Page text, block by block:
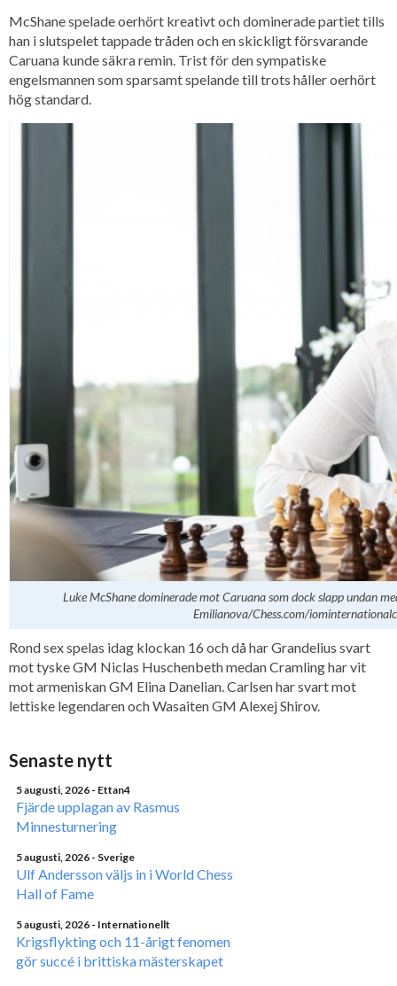
McShane spelade oerhört kreativt och dominerade partiet tills
han i slutspelet tappade tråden och en skickligt försvarande
Caruana kunde säkra remin. Trist för den sympatiske
engelsmannen som sparsamt spelande till trots håller oerhört
hög standard.
Luke McShane dominerade mot Caruana som dock slapp undan
Emilianova/Chess.com/
Rond sex spelas idag klockan 16 och då har Grandelius svart
mot tyske GM Niclas Huschenbeth medan Cramling har vit
mot armeniskan GM Elina Danelian. Carlsen har svart mot
lettiske legendaren och Wasaiten GM Alexej Shirov.
Senaste nytt
5 augusti, 2026 - Ettan4
Fjärde upplagan av Rasmus
Minnesturnering
5 augusti, 2026 - Sverige
Ulf Andersson väljs in i World Chess
Hall of Fame
5 augusti, 2026 - Internationellt
Krigsflykting och 11-årigt fenomen
gör succé i brittiska mästerskapet